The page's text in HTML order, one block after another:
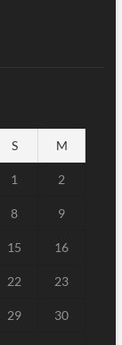
S M
1 2
8 9
15 16
22 23
29 30